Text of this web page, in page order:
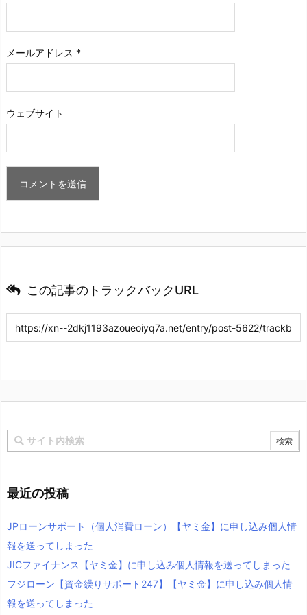
メールアドレス *
ウェブサイト
この記事のトラックバックURL
最近の投稿
JPローンサポート（個人消費ローン）【ヤミ金】に申し込み個人情
報を送ってしまった
JICファイナンス【ヤミ金】に申し込み個人情報を送ってしまった
フジローン【資金繰りサポート247】【ヤミ金】に申し込み個人情
報を送ってしまった